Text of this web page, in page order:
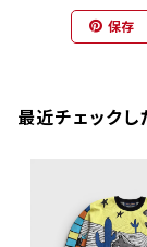
保存
最近チェックし